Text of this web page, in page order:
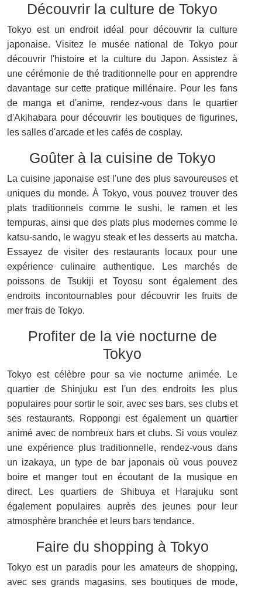
Découvrir la culture de Tokyo
Tokyo est un endroit idéal pour découvrir la culture
japonaise. Visitez le musée national de Tokyo pour
découvrir l'histoire et la culture du Japon. Assistez à
une cérémonie de thé traditionnelle pour en apprendre
davantage sur cette pratique millénaire. Pour les fans
de manga et d'anime, rendez-vous dans le quartier
d'Akihabara pour découvrir les boutiques de figurines,
les salles d'arcade et les cafés de cosplay.
Goûter à la cuisine de Tokyo
La cuisine japonaise est l'une des plus savoureuses et
uniques du monde. À Tokyo, vous pouvez trouver des
plats traditionnels comme le sushi, le ramen et les
tempuras, ainsi que des plats plus modernes comme le
katsu-sando, le wagyu steak et les desserts au matcha.
Essayez de visiter des restaurants locaux pour une
expérience culinaire authentique. Les marchés de
poissons de Tsukiji et Toyosu sont également des
endroits incontournables pour découvrir les fruits de
mer frais de Tokyo.
Profiter de la vie nocturne de
Tokyo
Tokyo est célèbre pour sa vie nocturne animée. Le
quartier de Shinjuku est l'un des endroits les plus
populaires pour sortir le soir, avec ses bars, ses clubs et
ses restaurants. Roppongi est également un quartier
animé avec de nombreux bars et clubs. Si vous voulez
une expérience plus traditionnelle, rendez-vous dans
un izakaya, un type de bar japonais où vous pouvez
boire et manger tout en écoutant de la musique en
direct. Les quartiers de Shibuya et Harajuku sont
également populaires auprès des jeunes pour leur
atmosphère branchée et leurs bars tendance.
Faire du shopping à Tokyo
Tokyo est un paradis pour les amateurs de shopping,
avec ses grands magasins, ses boutiques de mode,